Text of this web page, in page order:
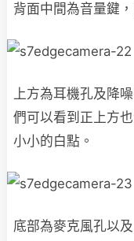
背面中間為音量鍵
上方為耳機孔及降
們可以看到正上方
小小的白點。
底部為麥克風孔以